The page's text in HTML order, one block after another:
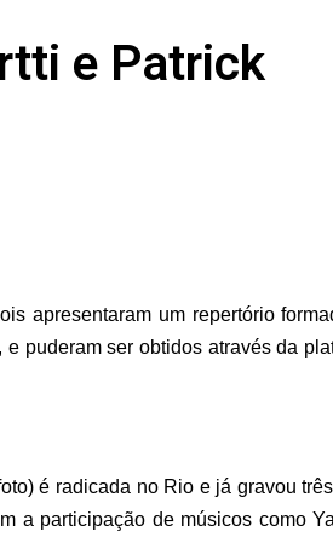
e Patrick
apresentaram um repertório
puderam ser obtidos através da
é radicada no Rio e já gravou
a participação de músicos como